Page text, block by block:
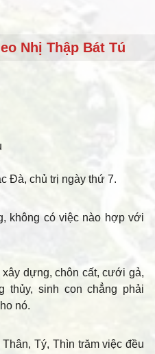
Nhị Thập Bát Tú
Đà, chủ trị ngày thứ 7.
không có việc nào hợp với
dựng, chôn cất, cưới gả,
thủy, sinh con chẳng phải
nó.
Tý, Thìn trăm việc đều